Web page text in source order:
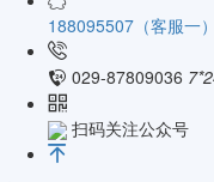
188095507（客服一）
029-87809036
扫码关注公众号